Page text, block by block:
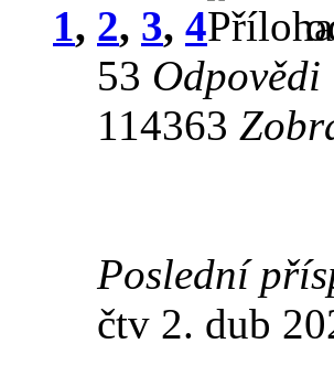
1, 2, 3, 4
53 Odpovědi
114363
Poslední
čtv 2. dub